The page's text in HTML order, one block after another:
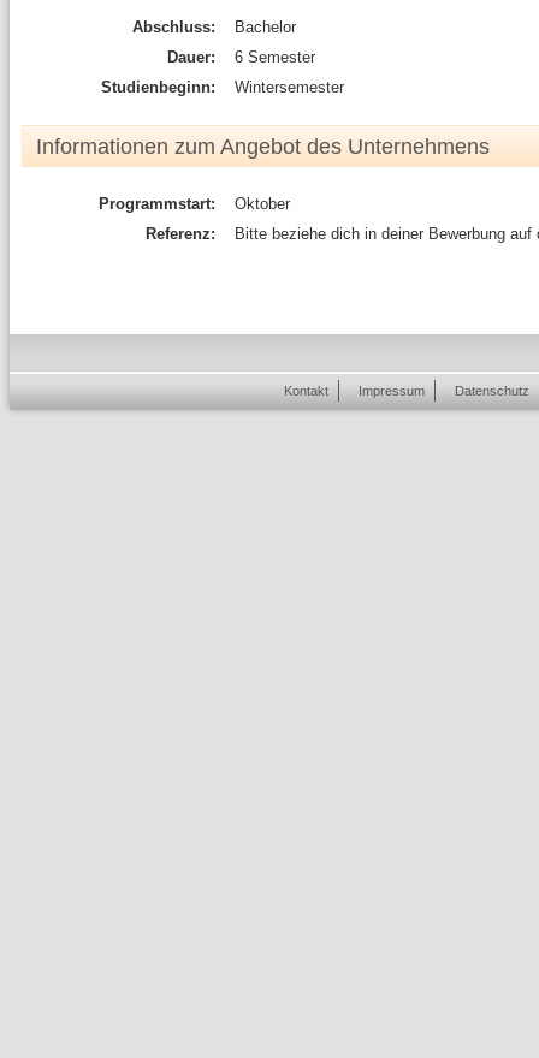
Abschluss:
Bachelor
Dauer:
6 Semester
Studienbeginn:
Wintersemester
Informationen zum Angebot des Unternehmens
Programmstart:
Oktober
Referenz:
Bitte beziehe dich in deiner Bewerbung auf
Kontakt Impressum Datenschutz